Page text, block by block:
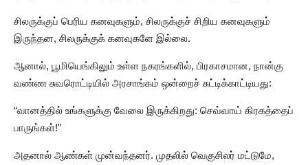
சிலருக்குப் பெரிய கனவுகளும், சிலருக்குச் சிறிய கனவுகளும்
இருந்தன, சிலருக்குக் கனவுகளே இல்லை.
ஆனால், பூமியெங்கிலும் உள்ள நகரங்களில், பிரகாசமான, நான்கு
வண்ண சுவரொட்டியில் அரசாங்கம் ஒன்றைச் சுட்டிக்காட்டியது:
“வானத்தில் உங்களுக்கு வேலை இருக்கிறது: செவ்வாய் கிரகத்தைப்
பாருங்கள்!”
அதனால் ஆண்கள் முன்வந்தனர். முதலில் வெகுசிலர் மட்டுமே,